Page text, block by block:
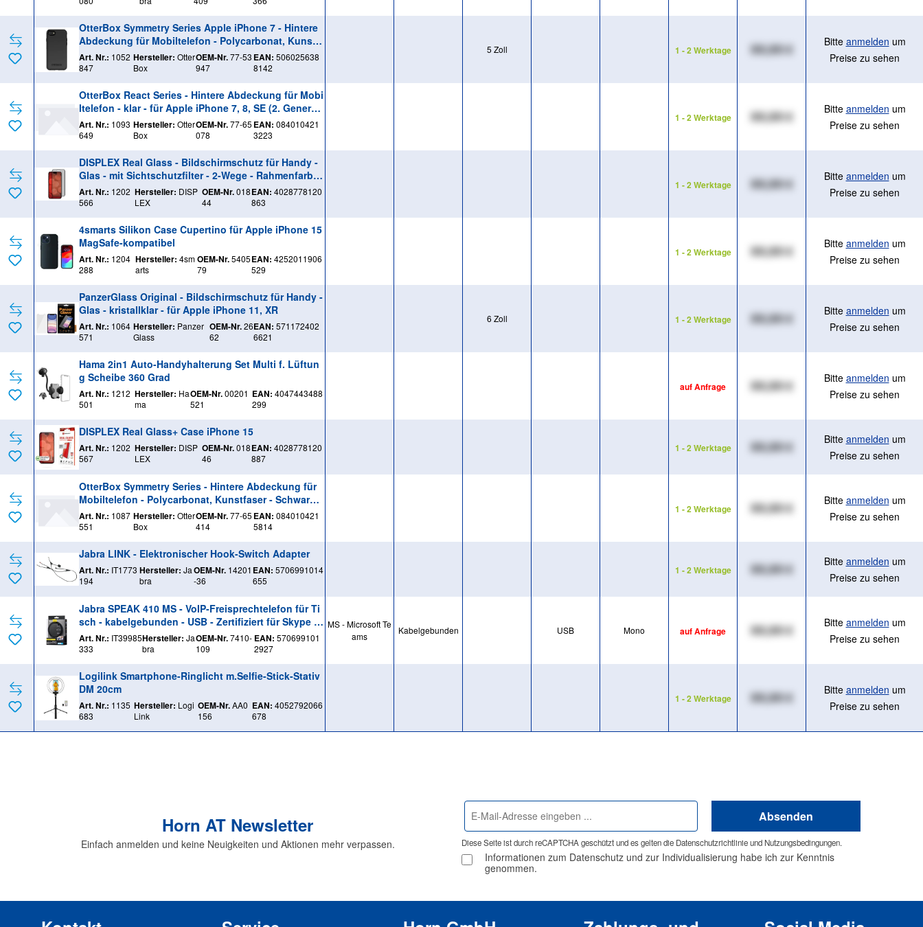
OtterBox Symmetry Series Apple iPhone 7 - Hintere
Abdeckung für Mobiltelefon - Polycarbonat, Kunstf
aser - Schwarz - für Apple iPhone 7
Art. Nr.: 1052
847
Hersteller: Otter
Box
OEM-Nr.77-53
947
EAN: 506025638
8142
5 Zoll 1 - 2 Werktage XX,XX € Bitte anmelden um
Preise zu sehen
OtterBox React Series - Hintere Abdeckung für Mobi
ltelefon - klar - für Apple iPhone 7, 8, SE (2. Generati
on), SE (3rd generation)
Art. Nr.: 1093
649
Hersteller: Otter
Box
OEM-Nr.77-65
078
EAN: 084010421
3223
1 - 2 Werktage XX,XX € Bitte anmelden um
Preise zu sehen
DISPLEX Real Glass - Bildschirmschutz für Handy -
Glas - mit Sichtschutzfilter - 2-Wege - Rahmenfarbe
schwarz - für Apple iPhone 15, 15 Pro
Art. Nr.: 1202
566
Hersteller: DISP
LEX
OEM-Nr.018
44
EAN: 4028778120
863
1 - 2 Werktage XX,XX € Bitte anmelden um
Preise zu sehen
4smarts Silikon Case Cupertino für Apple iPhone 15
MagSafe-kompatibel
Art. Nr.: 1204
288
Hersteller: 4sm
arts
OEM-Nr. 5405
79
EAN: 4252011906
529
1 - 2 Werktage XX,XX € Bitte anmelden um
Preise zu sehen
PanzerGlass Original - Bildschirmschutz für Handy -
Glas - kristallklar - für Apple iPhone 11, XR
Art. Nr.: 1064
571
Hersteller: Panzer
Glass
OEM-Nr. 26
62
EAN: 571172402
6621
6 Zoll 1 - 2 Werktage XX,XX € Bitte anmelden um
Preise zu sehen
Hama 2in1 Auto-Handyhalterung Set Multi f. Lüftun
g Scheibe 360 Grad
Art. Nr.: 1212
501
Hersteller: Ha
ma
OEM-Nr. 00201
521
EAN: 4047443488
299
auf Anfrage XX,XX € Bitte anmelden um
Preise zu sehen
DISPLEX Real Glass+ Case iPhone 15
Art. Nr.: 1202
567
Hersteller: DISP
LEX
OEM-Nr.018
46
EAN: 4028778120
887
1 - 2 Werktage XX,XX € Bitte anmelden um
Preise zu sehen
OtterBox Symmetry Series - Hintere Abdeckung für
Mobiltelefon - Polycarbonat, Kunstfaser - Schwarz -
für Apple iPhone 12, 12 Pro
Art. Nr.: 1087
551
Hersteller: Otter
Box
OEM-Nr.77-65
414
EAN: 084010421
5814
1 - 2 Werktage XX,XX € Bitte anmelden um
Preise zu sehen
Jabra LINK - Elektronischer Hook-Switch Adapter
Art. Nr.: IT1773
194
Hersteller: Ja
bra
OEM-Nr. 14201
-36
EAN: 5706991014
655
1 - 2 Werktage XX,XX € Bitte anmelden um
Preise zu sehen
Jabra SPEAK 410 MS - VoIP-Freisprechtelefon für Ti
sch - kabelgebunden - USB - Zertifiziert für Skype fü
r Unternehmen
Art. Nr.: IT39985
333
Hersteller: Ja
bra
OEM-Nr.7410-
109
EAN: 570699101
2927
MS - Microsoft Te
ams
Kabelgebunden USB Mono auf Anfrage XX,XX € Bitte anmelden um
Preise zu sehen
Logilink Smartphone-Ringlicht m.Selfie-Stick-Stativ
DM 20cm
Art. Nr.: 1135
683
Hersteller: Logi
Link
OEM-Nr. AA0
156
EAN: 4052792066
678
1 - 2 Werktage XX,XX € Bitte anmelden um
Preise zu sehen
Horn AT Newsletter
Einfach anmelden und keine Neuigkeiten und Aktionen mehr verpassen.
E-
Mail-
Adresse
*
Absenden
Diese Seite ist durch reCAPTCHA geschützt und es gelten die Datenschutzrichtlinieund Nutzungsbedingungen.
Informationen zum Datenschutz und zur Individualisierung habe ich zur Kenntnis
genommen.